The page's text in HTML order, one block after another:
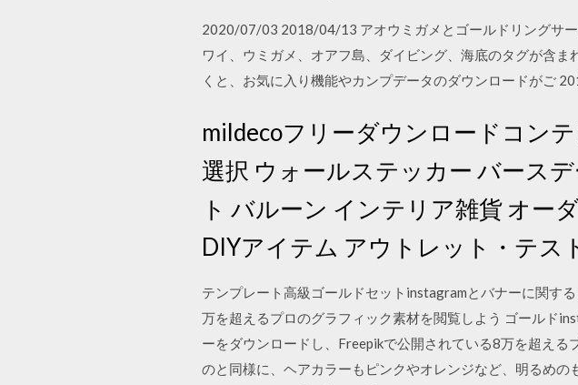
2020/07/03 2018/04/13 アオウミガメとゴールドリングサ
ワイ、ウミガメ、オアフ島、ダイビング、海底のタグが含
くと、お気に入り機能やカンプデータのダウンロードがご
mildecoフリーダウンロードコン
選択 ウォールステッカー バース
ト バルーン インテリア雑貨 オー
DIYアイテム アウトレット・テス
テンプレート高級ゴールドセットinstagramとバナーに関す
万を超えるプロのグラフィック素材を閲覧しよう ゴールド
ーをダウンロードし、Freepikで公開されている8万を超え
のと同様に、ヘアカラーもピンクやオレンジなど、明るめ